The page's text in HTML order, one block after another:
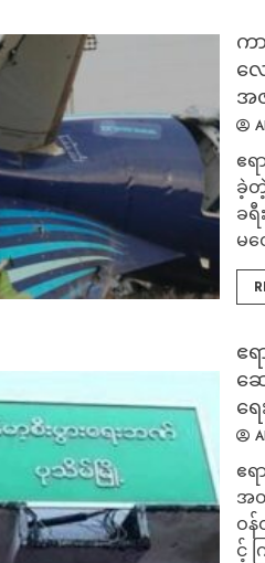
က
လ
အ
ဧ
ခဲ့
ခ
မတ
ဧ
ဆ
ရ
ဧ
အ
ဝ
င့်